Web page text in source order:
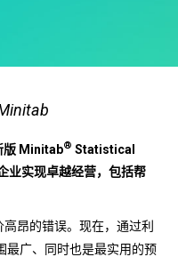
版 Minitab® Statistical
业实现卓越经营，包括帮
昂的错误。现在，通过利
最广、同时也是最实用的预